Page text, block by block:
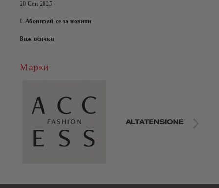
20 Сеп 2025
Абонирай се за новини
Виж всички
Марки